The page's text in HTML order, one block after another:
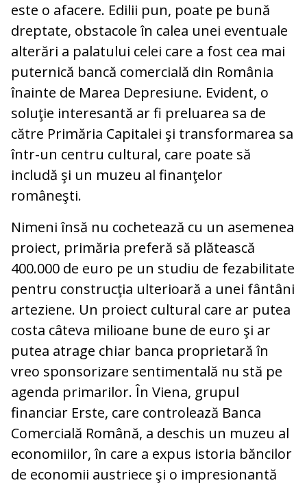
este o afacere. Edilii pun, poate pe bună
dreptate, obstacole în calea unei eventuale
alterări a palatului celei care a fost cea mai
puternică bancă comercială din România
înainte de Marea Depresiune. Evident, o
soluţie interesantă ar fi preluarea sa de
către Primăria Capitalei şi transformarea sa
într-un centru cultural, care poate să
includă şi un muzeu al finanţelor
româneşti.
Nimeni însă nu cochetează cu un asemenea
proiect, primăria preferă să plătească
400.000 de euro pe un studiu de fezabilitate
pentru construcţia ulterioară a unei fântâni
arteziene. Un proiect cultural care ar putea
costa câteva milioane bune de euro şi ar
putea atrage chiar banca proprietară în
vreo sponsorizare sentimentală nu stă pe
agenda primarilor. În Viena, grupul
financiar Erste, care controlează Banca
Comercială Română, a deschis un muzeu al
economiilor, în care a expus istoria băncilor
de economii austriece şi o impresionantă